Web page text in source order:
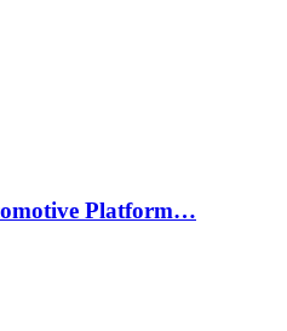
Platform…